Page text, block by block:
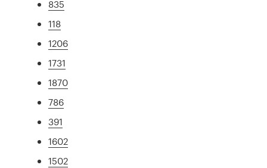
835
118
1206
1731
1870
786
391
1602
1502